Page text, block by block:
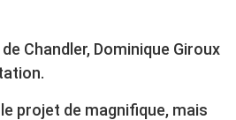
Chandler, Dominique Giroux
projet de magnifique, mais